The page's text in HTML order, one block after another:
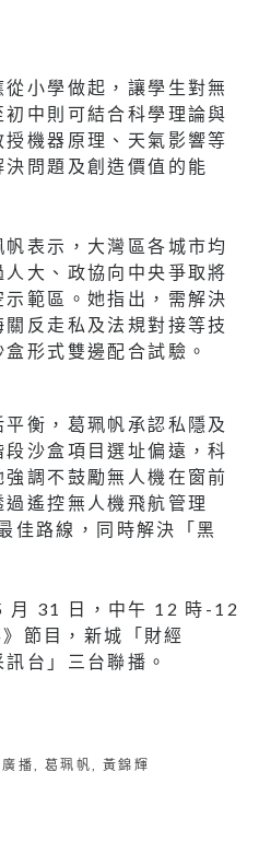
小學做起，讓學生對無
中則可結合科學理論與
機器原理、天氣影響等
問題及創造價值的能
表示，大灣區各城市均
大、政協向中央爭取將
範區。她指出，需解決
反走私及法規對接等技
形式雙邊配合試驗。
衡，葛珮帆承認私隱及
沙盒項目選址偏遠，科
調不鼓勵無人機在窗前
遙控無人機飛航管理
路線，同時解決「黑
月 31 日，中午 12 時-12
節目，新城「財經
台」三台聯播。
播 ,葛珮帆 ,黃錦輝